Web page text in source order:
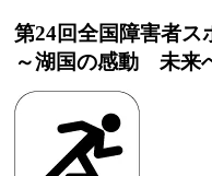
第24回全国障害者
～湖国の感動 未来